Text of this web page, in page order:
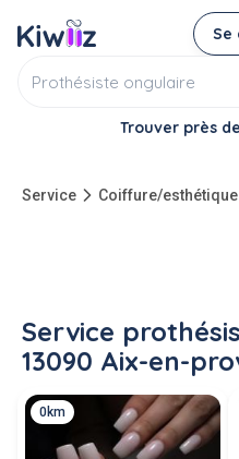
Se
Trouver près
Service Coiffure/esthétique
Service
13090 Aix-en-
0km